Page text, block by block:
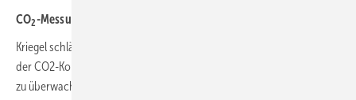
CO2-Messungen versprechen Lüftungserfolg
Kriegel schlägt deshalb vor, den Lüftungserfolg durch eine Messung
der CO2-Konzentration zu kontrollieren und durch eine CO2-Ampel
zu überwachen. Steigt der CO2-Gehalt – und damit auch die mögliche